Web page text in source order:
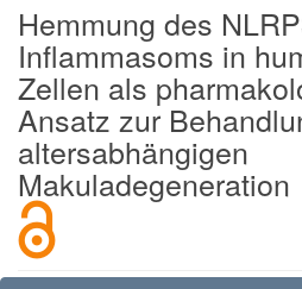
Hemmung des
Inflammasoms in
Zellen als
Ansatz zur
altersabhängigen
Makuladegeneration